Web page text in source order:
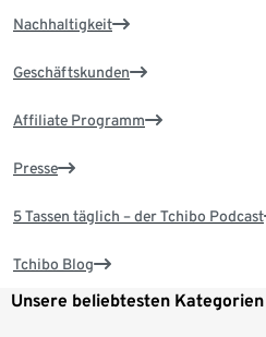
Nachhaltigkeit
Geschäftskunden
Affiliate Programm
Presse
5 Tassen täglich – der Tchibo Podcast
Tchibo Blog
Unsere beliebtesten Kategorien